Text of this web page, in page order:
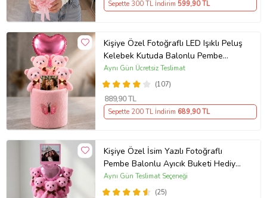
Sepette 300 TL İndirim 599,90 TL
Kişiye Özel Fotoğraflı LED Işıklı Peluş
Kelebek Kutuda Balonlu Pembe
Ayıcık Buketi – Sevgiliye, Kıza,
Arkadaşa Hediye
(107)
Aynı Gün Ücretsiz Teslimat
889,90 TL
Sepette 200 TL İndirim 689,90 TL
Kişiye Özel İsim Yazılı Fotoğraflı
Pembe Balonlu Ayıcık Buketi Hediye
Kutusunda Arkadaşa Sevgiliye
Hediye
(25)
Aynı Gün Teslimat Seçeneği